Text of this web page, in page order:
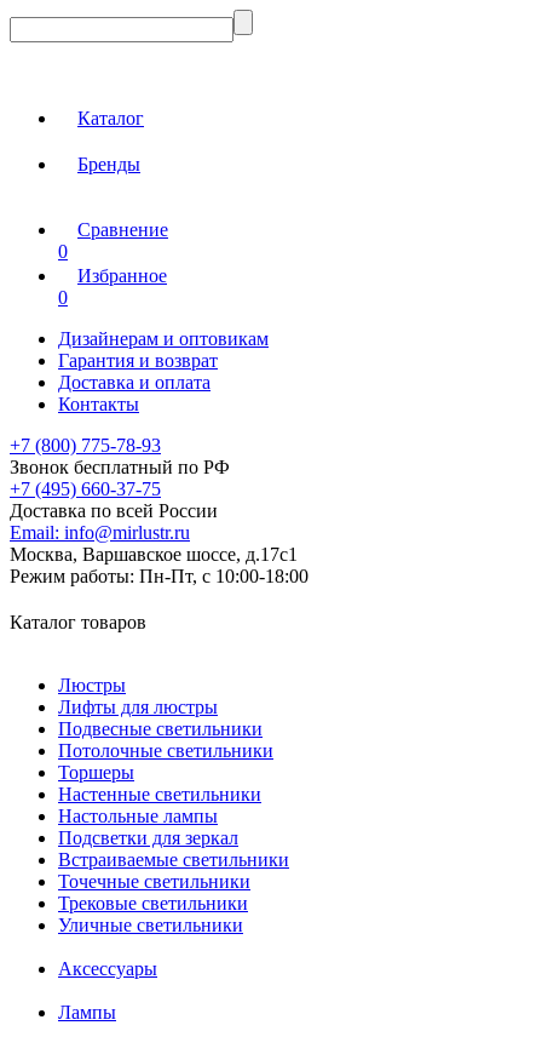
Каталог
Бренды
Сравнение
0
Избранное
0
Дизайнерам и оптовикам
Гарантия и возврат
Доставка и оплата
Контакты
+7 (800) 775-78-93
Звонок бесплатный по РФ
+7 (495) 660-37-75
Доставка по всей России
Email: info@mirlustr.ru
Москва, Варшавское шоссе, д.17c1
Режим работы: Пн-Пт, с 10:00-18:00
Каталог товаров
Люстры
Лифты для люстры
Подвесные светильники
Потолочные светильники
Торшеры
Настенные светильники
Настольные лампы
Подсветки для зеркал
Встраиваемые светильники
Точечные светильники
Трековые светильники
Уличные светильники
Аксессуары
Лампы